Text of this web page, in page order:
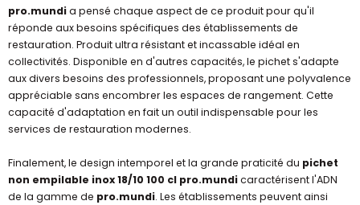
pro.mundia pensé chaque aspect de ce produit pour qu'il
réponde aux besoins spécifiques des établissements de
restauration. Produit ultra résistant et incassable idéal en
collectivités. Disponible en d'autres capacités, le pichet s'adapte
aux divers besoins des professionnels, proposant une polyvalence
appréciable sans encombrer les espaces de rangement. Cette
capacité d'adaptation en fait un outil indispensable pour les
services de restauration modernes.
Finalement, le design intemporel et la grande praticité du pichet
non empilable inox 18/10 100 cl pro.mundicaractérisent l'ADN
de la gamme de pro.mundi. Les établissements peuvent ainsi